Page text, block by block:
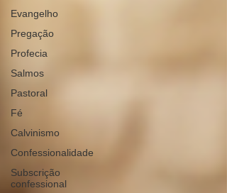
Evangelho
Pregação
Profecia
Salmos
Pastoral
Fé
Calvinismo
Confessionalidade
Subscrição
confessional